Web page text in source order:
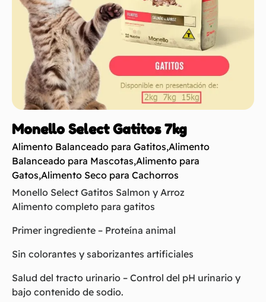
Monello Select Gatitos 7kg
Alimento Balanceado para Gatitos,Alimento
Balanceado para Mascotas,Alimento para
Gatos,Alimento Seco para Cachorros
Monello Select Gatitos Salmon y Arroz
Alimento completo para gatitos
Primer ingrediente – Proteína animal
Sin colorantes y saborizantes artificiales
Salud del tracto urinario – Control del pH urinario y
bajo contenido de sodio.